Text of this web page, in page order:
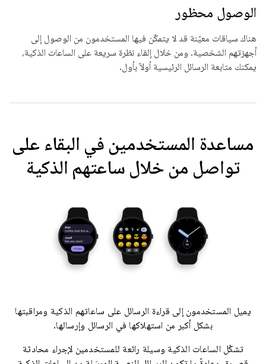
الوصول محظور
هناك سياقات معيّنة قد لا يتمكّن فيها المستخدمون من الوصول إلى
أجهزتهم الشخصية. ومن خلال إلقاء نظرة سريعة على الساعات الذكية،
يمكنك متابعة الرسائل الرئيسية أولاً بأول.
مساعدة المستخدمين في البقاء على
تواصل من خلال ساعتهم الذكية
يميل المستخدمون إلى قراءة الرسائل على ساعاتهم الذكية ومراقبتها
بشكل أكبر من استهلاكها في الرسائل وإرسالها.
تشكّل الساعات الذكية وسيلة رائعة للمستخدمين لإجراء محادثة